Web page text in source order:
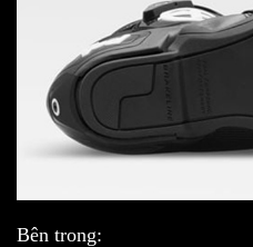
Bên trong: